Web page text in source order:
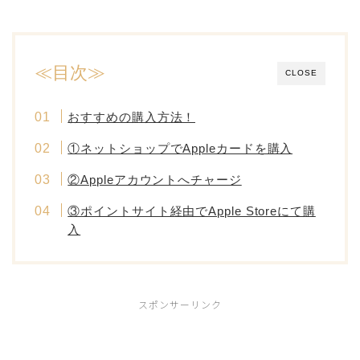
CLOSE
≪目次≫
おすすめの購入方法！
①ネットショップでAppleカードを購入
②Appleアカウントへチャージ
③ポイントサイト経由でApple Storeにて購
入
スポンサーリンク